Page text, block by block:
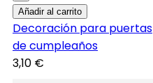
Añadir al carrito
Decoración para puertas
de cumpleaños
3,10 €